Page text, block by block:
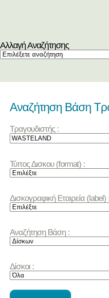
Αλλαγή Αναζήτησης
Αναζήτηση Βάση
Τραγουδιστής :
Τύπος Δισκου (format) :
Δισκογραφική Εταιρεία (label) :
Αναζήτηση Βάση :
Δίσκοι :